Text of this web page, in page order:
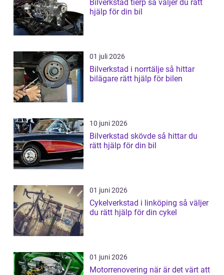
Bilverkstad tierp så väljer du rätt
hjälp för din bil
01 juli 2026
Bilverkstad i norrtälje så hittar
bilägare rätt hjälp för bilen
10 juni 2026
Bilverkstad skövde så hittar du
rätt hjälp för din bil
01 juni 2026
Cykelverkstad i linköping så väljer
du rätt hjälp för din cykel
01 juni 2026
Motorrenovering när är det värt att